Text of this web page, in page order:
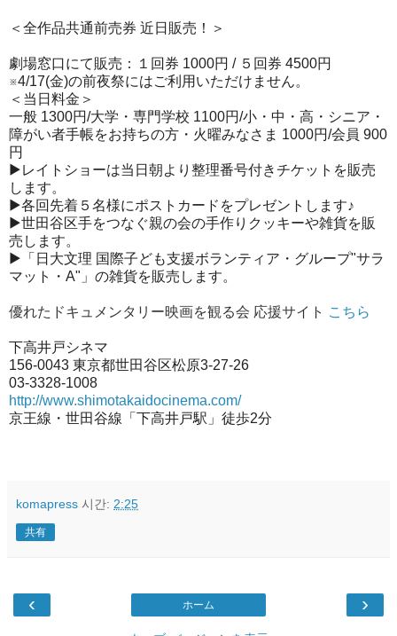
＜全作品共通前売券 近日販売！＞
劇場窓口にて販売：１回券 1000円 / ５回券 4500円
※4/17(金)の前夜祭にはご利用いただけません。
＜当日料金＞
一般 1300円/大学・専門学校 1100円/小・中・高・シニア・
障がい者手帳をお持ちの方・ 火曜みなさま 1000円/会員 900
円
▶レイトショーは当日朝より整理番号付きチケットを販売
します。
▶各回先着５名様にポストカードをプレゼントします♪
▶世田谷区手をつなぐ親の会の手作りクッキーや雑貨を販
売します。
▶「日大文理 国際子ども支援ボランティア・グループ"サラ
マット・A"」 の雑貨を販売します。
優れたドキュメンタリー映画を観る会 応援サイト こちら
下高井戸シネマ
156-0043 東京都世田谷区松原3-27-26
03-3328-1008
http://www.shimotakaidocinema.com/
京王線・世田谷線「下高井戸駅」徒歩2分
komapress 시간: 2:25
共有
‹ ›
ホーム